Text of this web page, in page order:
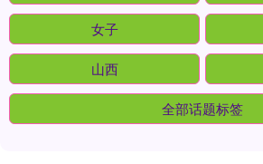
女子
山西
全部话题标签